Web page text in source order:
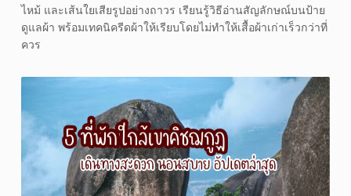
ไหม้ และเส้นใยเสียรูปอย่างถาวร เรียนรู้วิธีอ่านสัญลักษณ์บนป้าย
ดูแลผ้า พร้อมเทคนิครีดผ้าให้เรียบโดยไม่ทำให้เสื้อผ้าเก่าเร็วกว่าที่
ควร